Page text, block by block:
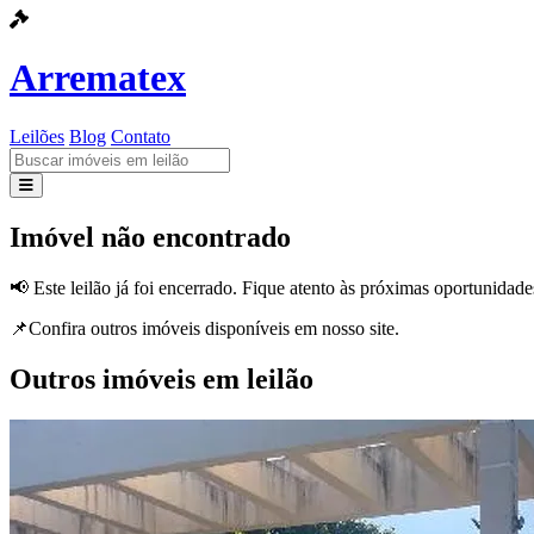
Arrematex
Leilões Blog Contato
Leilões
Contato
Imóvel não encontrado
📢 Este leilão já foi encerrado. Fique atento às próximas
📌Confira outros imóveis disponíveis em nosso site.
Outros imóveis em leilão